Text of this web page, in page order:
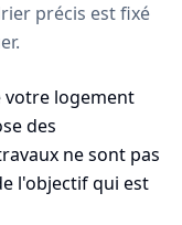
précis est fixé
votre logement
des
ne sont pas
l'objectif qui est